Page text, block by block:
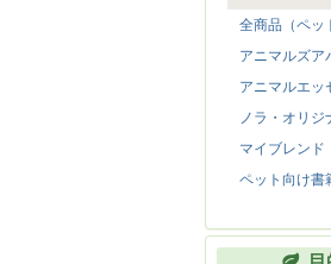
全商品（ペッ
アニマルズア
アニマルエッ
ノラ・オリジ
マイブレンド
ペット向け書